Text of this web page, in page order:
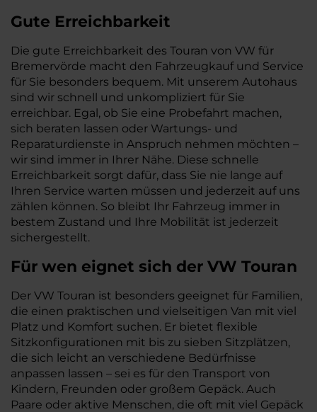
Gute Erreichbarkeit
Die gute Erreichbarkeit des Touran von VW für
Bremervörde macht den Fahrzeugkauf und Service
für Sie besonders bequem. Mit unserem Autohaus
sind wir schnell und unkompliziert für Sie
erreichbar. Egal, ob Sie eine Probefahrt machen,
sich beraten lassen oder Wartungs- und
Reparaturdienste in Anspruch nehmen möchten –
wir sind immer in Ihrer Nähe. Diese schnelle
Erreichbarkeit sorgt dafür, dass Sie nie lange auf
Ihren Service warten müssen und jederzeit auf uns
zählen können. So bleibt Ihr Fahrzeug immer in
bestem Zustand und Ihre Mobilität ist jederzeit
sichergestellt.
Für wen eignet sich der VW Touran
Der VW Touran ist besonders geeignet für Familien,
die einen praktischen und vielseitigen Van mit viel
Platz und Komfort suchen. Er bietet flexible
Sitzkonfigurationen mit bis zu sieben Sitzplätzen,
die sich leicht an verschiedene Bedürfnisse
anpassen lassen – sei es für den Transport von
Kindern, Freunden oder großem Gepäck. Auch
Paare oder aktive Menschen, die oft mit viel Gepäck